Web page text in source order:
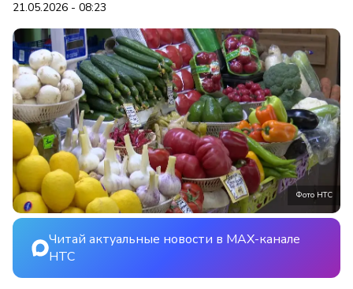
21.05.2026 - 08:23
Фото НТС
Читай актуальные новости в MAX-канале
НТС